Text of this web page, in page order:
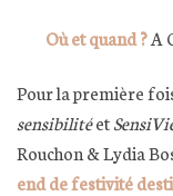
Où et quand ?A
Pour la première
sensibilitéet
Rouchon & Lydia
end de festivité